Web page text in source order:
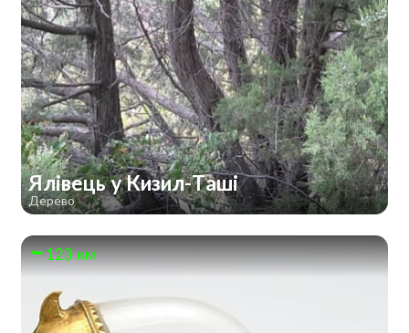
Ялівець у Кизил-Таші
Дерево
123 км